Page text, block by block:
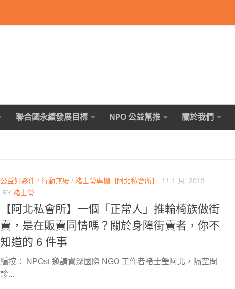
聯合國永續發展目標 NPO 公益幫推 關於我們
公益好夥伴 / 行動無礙 / 褚士瑩專欄【阿北私會所】
11 1 月, 2019
BY 褚士瑩
【阿北私會所】一個「正常人」推輪椅族做街
賣，是在販賣同情嗎？關於身障街賣者，你不
知道的 6 件事
編按： NPOst 邀請資深國際 NGO 工作者褚士瑩阿北，隔空問
診...